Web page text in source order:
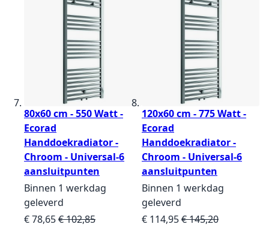
80x60 cm - 550 Watt -
Ecorad
Handdoekradiator -
Chroom - Universal-6
aansluitpunten
Binnen 1 werkdag
geleverd
Speciale prijs
€ 78,65Normale prijs
€ 102,85
120x60 cm - 775 Watt -
Ecorad
Handdoekradiator -
Chroom - Universal-6
aansluitpunten
Binnen 1 werkdag
geleverd
Speciale prijs
€ 114,95Normale prijs
€ 145,20